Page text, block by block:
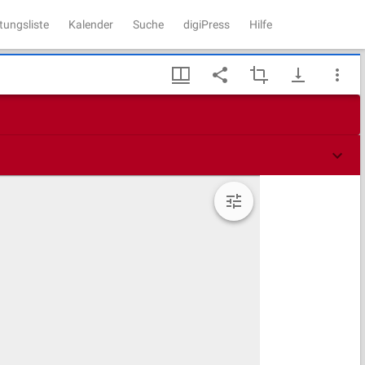
Kalender Suche digiPress Hilfe